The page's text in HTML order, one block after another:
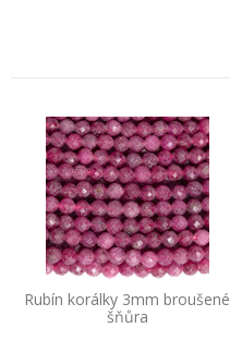
Rubín korálky 3mm broušené
šňůra